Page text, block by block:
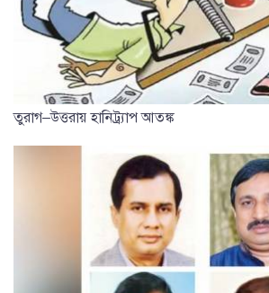
তুরাগ–উত্তরায় হানিট্র্যাপ আতঙ্ক